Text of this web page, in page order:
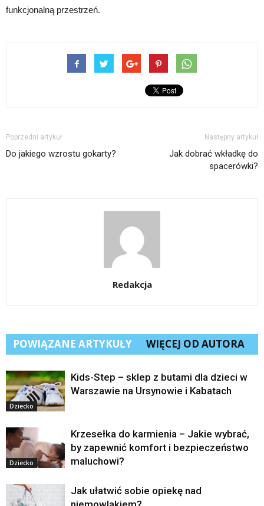
funkcjonalną przestrzeń.
Poprzedni artykuł
Do jakiego wzrostu gokarty?
Następny artykuł
Jak dobrać wkładkę do
spacerówki?
Redakcja
POWIĄZANE ARTYKUŁY WIĘCEJ OD AUTORA
Dziecko
Kids-Step – sklep z butami dla dzieci w
Warszawie na Ursynowie i Kabatach
Dziecko
Krzesełka do karmienia – Jakie wybrać,
by zapewnić komfort i bezpieczeństwo
maluchowi?
Jak ułatwić sobie opiekę nad